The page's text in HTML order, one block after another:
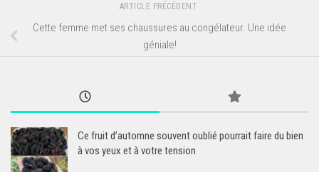
ARTICLE PRÉCÉDENT
Cette femme met ses chaussures au congélateur. Une idée
géniale!
Ce fruit d’automne souvent oublié pourrait faire du bien
à vos yeux et à votre tension